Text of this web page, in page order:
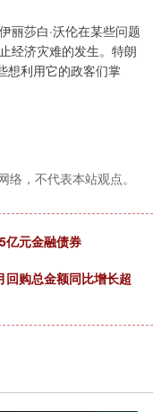
莎白·沃伦在某些问题
经济灾难的发生。特朗
想利用它的政客们掌
，不代表本站观点。
亿元金融债券
购总金额同比增长超